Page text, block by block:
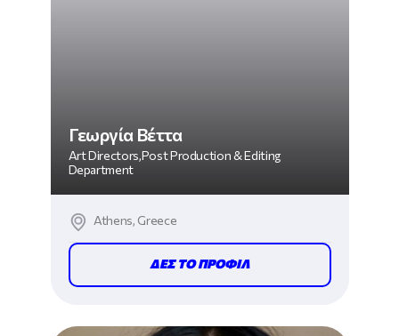
Γεωργία Βέττα
Art Directors,Post Production & Editing
Department
Athens, Greece
ΔΕΣ ΤΟ ΠΡΟΦΙΛ